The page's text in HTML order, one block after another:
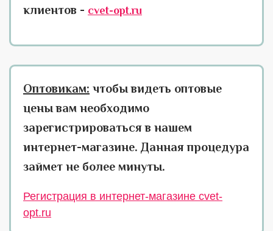
клиентов - cvet-opt.ru
Оптовикам: чтобы видеть оптовые
цены вам необходимо
зарегистрироваться в нашем
интернет-магазине. Данная процедура
займет не более минуты.
Регистрация в интернет-магазине cvet-
opt.ru